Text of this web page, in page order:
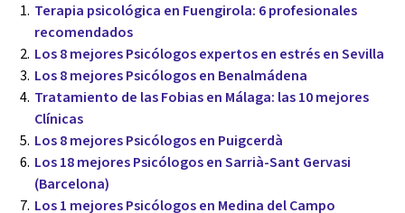
Terapia psicológica en Fuengirola: 6 profesionales
recomendados
Los 8 mejores Psicólogos expertos en estrés en Sevilla
Los 8 mejores Psicólogos en Benalmádena
Tratamiento de las Fobias en Málaga: las 10 mejores
Clínicas
Los 8 mejores Psicólogos en Puigcerdà
Los 18 mejores Psicólogos en Sarrià-Sant Gervasi
(Barcelona)
Los 1 mejores Psicólogos en Medina del Campo